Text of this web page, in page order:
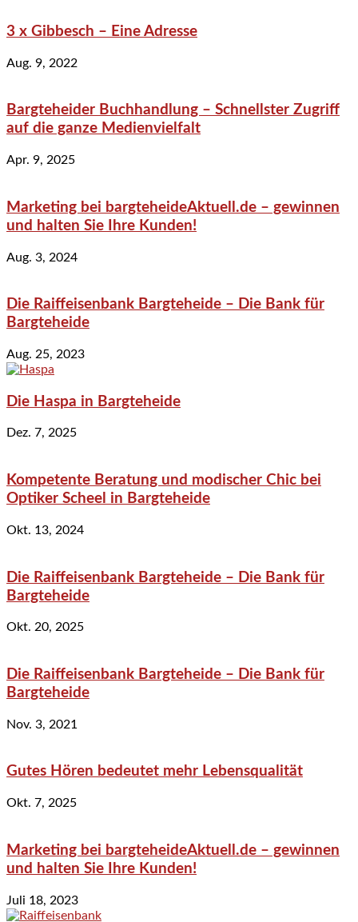
3 x Gibbesch – Eine Adresse
Aug. 9, 2022
Bargteheider Buchhandlung – Schnellster Zugriff
auf die ganze Medienvielfalt
Apr. 9, 2025
Marketing bei bargteheideAktuell.de – gewinnen
und halten Sie Ihre Kunden!
Aug. 3, 2024
Die Raiffeisenbank Bargteheide – Die Bank für
Bargteheide
Aug. 25, 2023
Die Haspa in Bargteheide
Dez. 7, 2025
Kompetente Beratung und modischer Chic bei
Optiker Scheel in Bargteheide
Okt. 13, 2024
Die Raiffeisenbank Bargteheide – Die Bank für
Bargteheide
Okt. 20, 2025
Die Raiffeisenbank Bargteheide – Die Bank für
Bargteheide
Nov. 3, 2021
Gutes Hören bedeutet mehr Lebensqualität
Okt. 7, 2025
Marketing bei bargteheideAktuell.de – gewinnen
und halten Sie Ihre Kunden!
Juli 18, 2023